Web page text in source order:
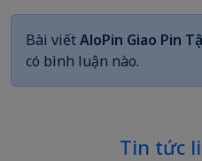
Bài viếtAloPin Giao Pin
có bình luận nào.
Tin tức